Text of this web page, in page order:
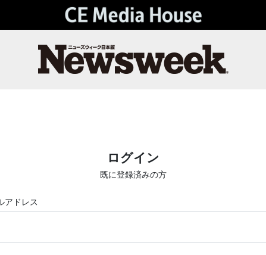
ログイン
既に登録済みの方
アドレス